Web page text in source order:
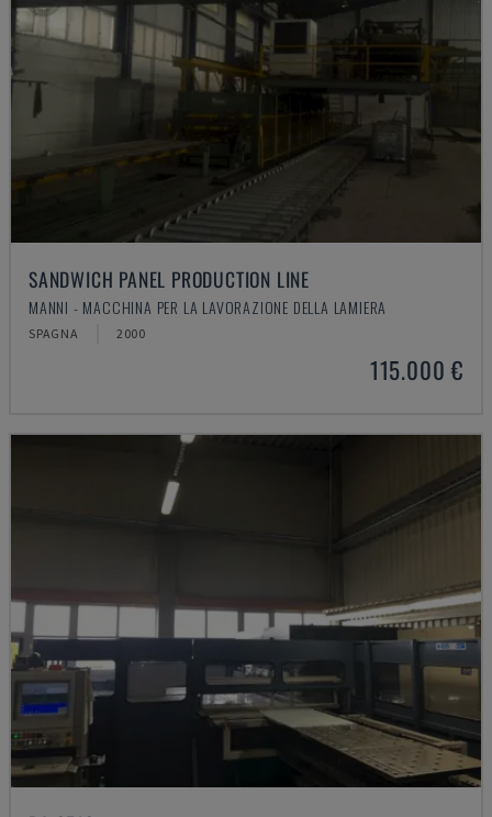
SANDWICH PANEL PRODUCTION LINE
MANNI - MACCHINA PER LA LAVORAZIONE DELLA LAMIERA
SPAGNA 2000
115.000 €